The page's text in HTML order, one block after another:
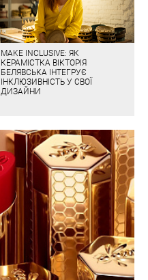
MAKE INCLUSIVE: ЯК
КЕРАМІСТКА ВІКТОРІЯ
БЕЛЯВСЬКА ІНТЕГРУЄ
ІНКЛЮЗИВНІСТЬ У СВОЇ
ДИЗАЙНИ